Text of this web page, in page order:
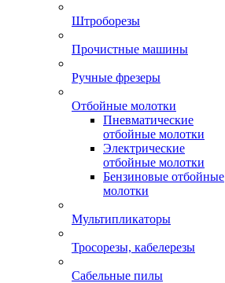
Штроборезы
Прочистные машины
Ручные фрезеры
Отбойные молотки
Пневматические
отбойные молотки
Электрические
отбойные молотки
Бензиновые отбойные
молотки
Мультипликаторы
Тросорезы, кабелерезы
Сабельные пилы